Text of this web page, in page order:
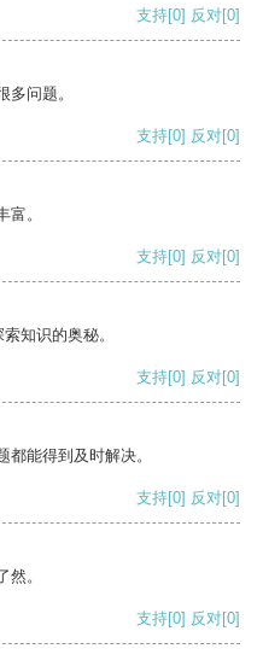
支持[0] 反对[0]
问题。
支持[0] 反对[0]
。
支持[0] 反对[0]
知识的奥秘。
支持[0] 反对[0]
能得到及时解决。
支持[0] 反对[0]
。
支持[0] 反对[0]